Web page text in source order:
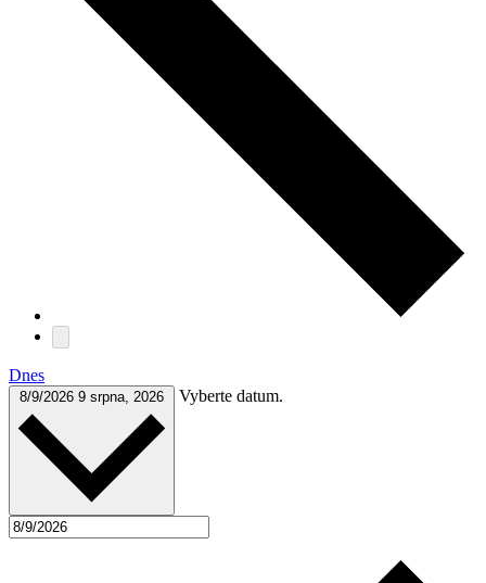
Dnes
8/9/2026 9 srpna, 2026 Vyberte datum.